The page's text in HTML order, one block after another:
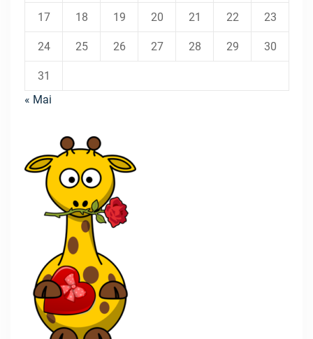
17 18 19 20 21 22 23
24 25 26 27 28 29 30
31
« Mai